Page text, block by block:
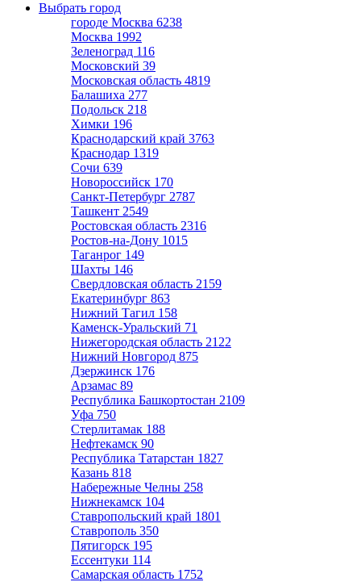
Выбрать город
городе Москва 6238
Москва 1992
Зеленоград 116
Московский 39
Московская область 4819
Балашиха 277
Подольск 218
Химки 196
Краснодарский край 3763
Краснодар 1319
Сочи 639
Новороссийск 170
Санкт-Петербург 2787
Ташкент 2549
Ростовская область 2316
Ростов-на-Дону 1015
Таганрог 149
Шахты 146
Свердловская область 2159
Екатеринбург 863
Нижний Тагил 158
Каменск-Уральский 71
Нижегородская область 2122
Нижний Новгород 875
Дзержинск 176
Арзамас 89
Республика Башкортостан 2109
Уфа 750
Стерлитамак 188
Нефтекамск 90
Республика Татарстан 1827
Казань 818
Набережные Челны 258
Нижнекамск 104
Ставропольский край 1801
Ставрополь 350
Пятигорск 195
Ессентуки 114
Самарская область 1752